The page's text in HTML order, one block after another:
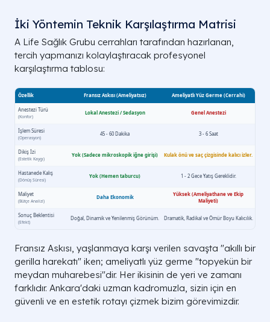
İki Yöntemin Teknik Karşılaştırma Matrisi
A Life Sağlık Grubu cerrahları tarafından hazırlanan,
tercih yapmanızı kolaylaştıracak profesyonel
karşılaştırma tablosu:
Fransız Askısı, yaşlanmaya karşı verilen savaşta "akıllı bir
gerilla harekatı" iken; ameliyatlı yüz germe "topyekün bir
meydan muharebesi"dir. Her ikisinin de yeri ve zamanı
farklıdır. Ankara'daki uzman kadromuzla, sizin için en
güvenli ve en estetik rotayı çizmek bizim görevimizdir.